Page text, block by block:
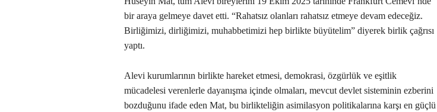
bir araya gelmeye davet etti. “Rahatsız olanları rahatsız etmeye devam edeceğiz.
Birliğimizi, dirliğimizi, muhabbetimizi hep birlikte büyütelim” diyerek birlik çağrısı
yaptı.
Alevi kurumlarının birlikte hareket etmesi, demokrasi, özgürlük ve eşitlik
mücadelesi verenlerle dayanışma içinde olmaları, mevcut devlet sisteminin ezberini
bozduğunu ifade eden Mat, bu birlikteliğin asimilasyon politikalarına karşı en güçlü